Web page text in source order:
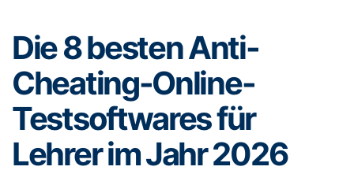
Die 8 besten Anti-
Cheating-Online-
Testsoftwares für
Lehrer im Jahr 2026